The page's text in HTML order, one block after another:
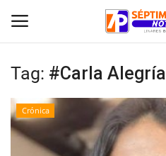
Inicio
Crónica
Tag: #Carla Alegría
Crónica